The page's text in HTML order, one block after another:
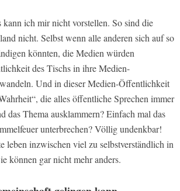
kann ich mir nicht vorstellen. So sind die
nicht. Selbst wenn alle anderen sich auf so
könnten, die Medien würden
des Tischs in ihre Medien-
Und in dieser Medien-Öffentlichkeit
die alles öffentliche Sprechen immer
das Thema ausklammern? Einfach mal das
unterbrechen? Völlig undenkbar!
leben inzwischen viel zu selbstverständlich in
können gar nicht mehr anders.